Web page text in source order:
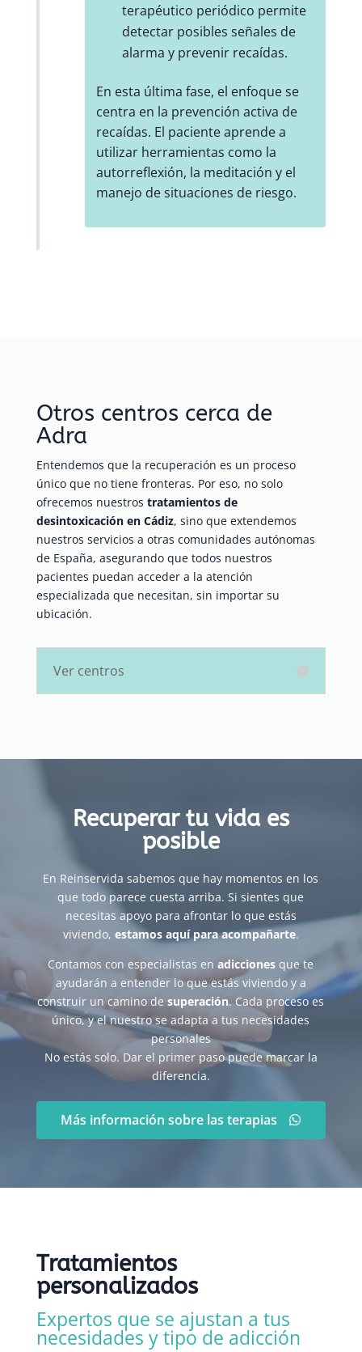
terapéutico periódico permite
detectar posibles señales de
alarma y prevenir recaídas.
En esta última fase, el enfoque se
centra en la prevención activa de
recaídas. El paciente aprende a
utilizar herramientas como la
autorreflexión, la meditación y el
manejo de situaciones de riesgo.
Otros centros cerca de
Adra
Entendemos que la recuperación es un proceso
único que no tiene fronteras. Por eso, no solo
ofrecemos nuestros tratamientos de
desintoxicación en Cádiz, sino que extendemos
nuestros servicios a otras comunidades autónomas
de España, asegurando que todos nuestros
pacientes puedan acceder a la atención
especializada que necesitan, sin importar su
ubicación.
Ver centros
Recuperar tu vida es
posible
En Reinservida sabemos que hay momentos en los
que todo parece cuesta arriba. Si sientes que
necesitas apoyo para afrontar lo que estás
viviendo, estamos aquí para acompañarte.
Contamos con especialistas enadicciones que te
ayudarán a entender lo que estás viviendo y a
construir un camino desuperación. Cada proceso es
único, y el nuestro se adapta a tus necesidades
personales
No estás solo. Dar el primer paso puede marcar la
diferencia.
Más información sobre las terapias
Tratamientos
personalizados
Expertos que se ajustan a tus
necesidades y tipo de adicción